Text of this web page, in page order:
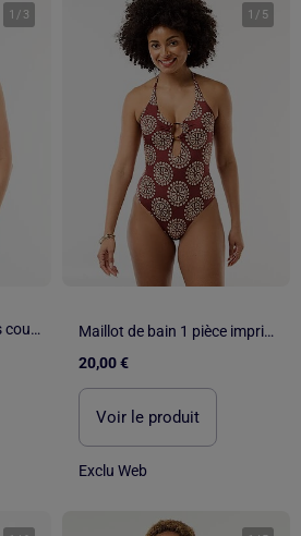
1 / 3
Body en microfibre sans coutures
1 / 5
Maillot de bain 1 pièce imprimé avec décolleté fantaisie
20,00 €
Voir le produit
Exclu Web